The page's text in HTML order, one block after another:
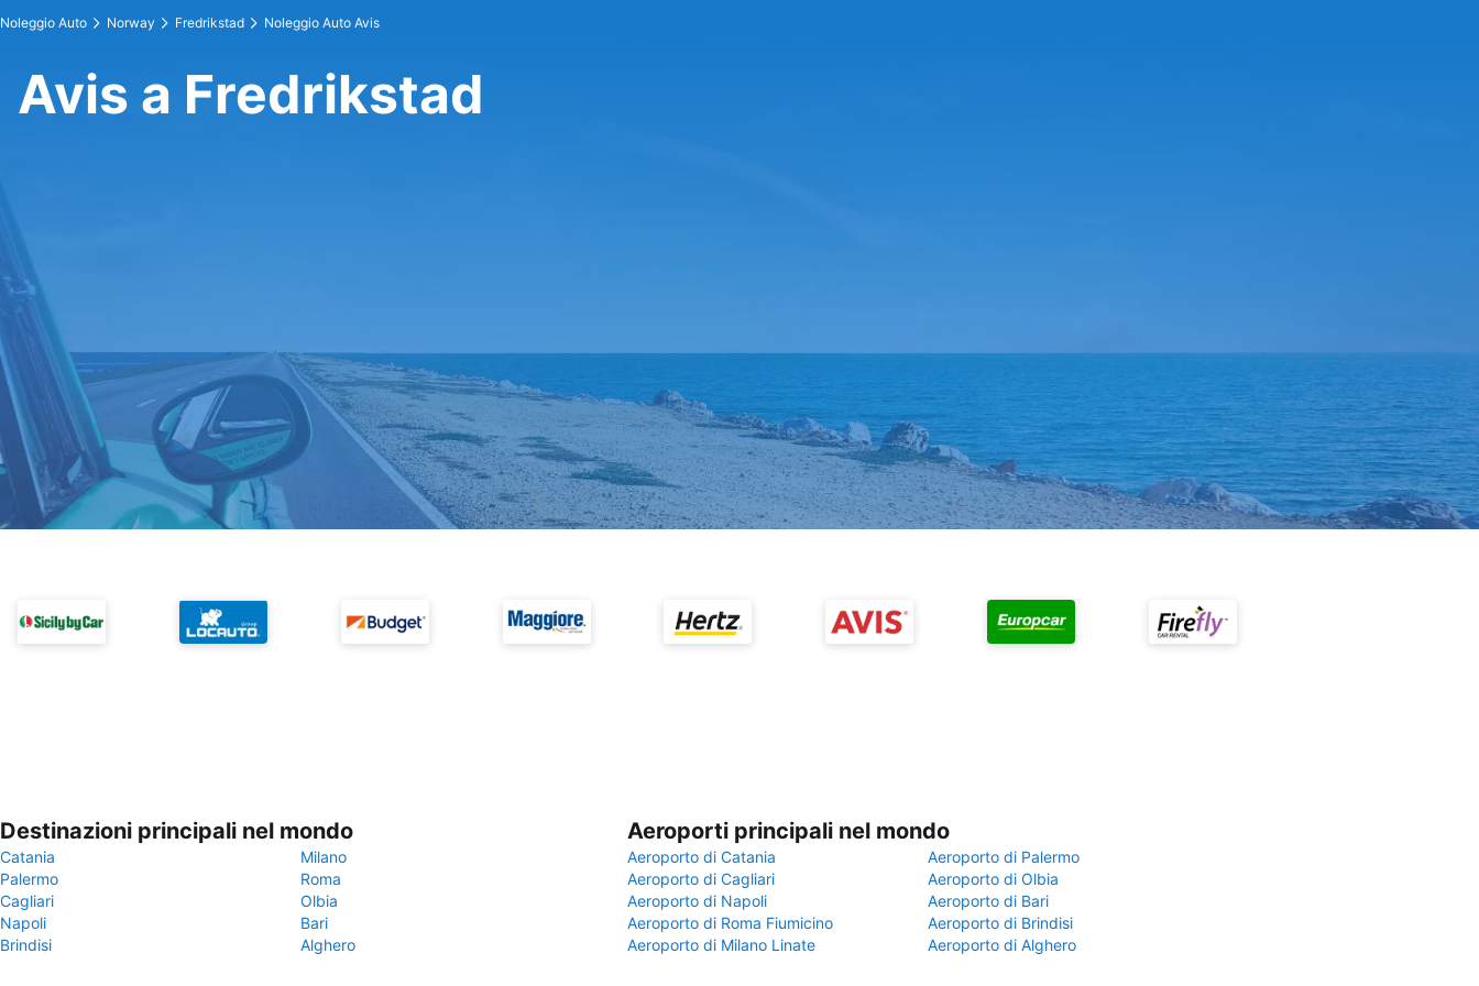
Noleggio Auto Norway Fredrikstad Noleggio Auto Avis
Avis a Fredrikstad
Destinazioni principali nel mondo
Catania
Milano
Palermo
Roma
Cagliari
Olbia
Napoli
Bari
Brindisi
Alghero
Aeroporti principali nel mondo
Aeroporto di Catania
Aeroporto di Palermo
Aeroporto di Cagliari
Aeroporto di Olbia
Aeroporto di Napoli
Aeroporto di Bari
Aeroporto di Roma Fiumicino
Aeroporto di Brindisi
Aeroporto di Milano Linate
Aeroporto di Alghero